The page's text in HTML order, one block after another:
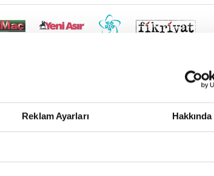
Reklam Ayarları Hakkında